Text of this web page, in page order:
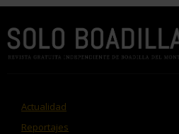
Actualidad
Reportajes